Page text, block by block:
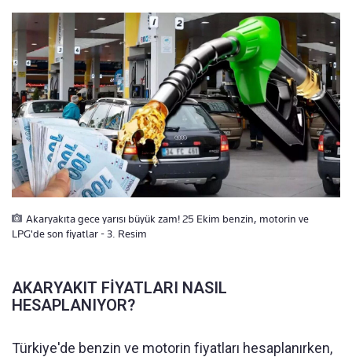
Akaryakıta gece yarısı büyük zam! 25 Ekim benzin, motorin ve
LPG'de son fiyatlar - 3. Resim
AKARYAKIT FİYATLARI NASIL
HESAPLANIYOR?
Türkiye'de benzin ve motorin fiyatları hesaplanırken,